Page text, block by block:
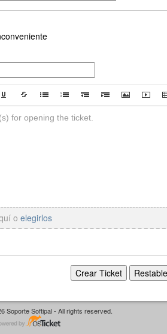
o elegirlos
Soporte Softipal - All rights reserved.